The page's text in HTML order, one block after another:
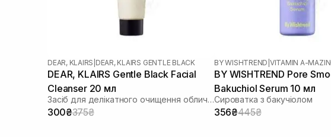
DEAR, KLAIRS DEAR, KLAIRS GENTLE BLACK
DEAR, KLAIRS Gentle Black Facial
Cleanser 20 мл
Засіб для делікатного очищення обличчя
300₴375₴
BY WISHTREND VITAMIN A-
BY WISHTREND Pore
Bakuchiol Serum 10 мл
Сироватка з бакучіолом
356₴445₴